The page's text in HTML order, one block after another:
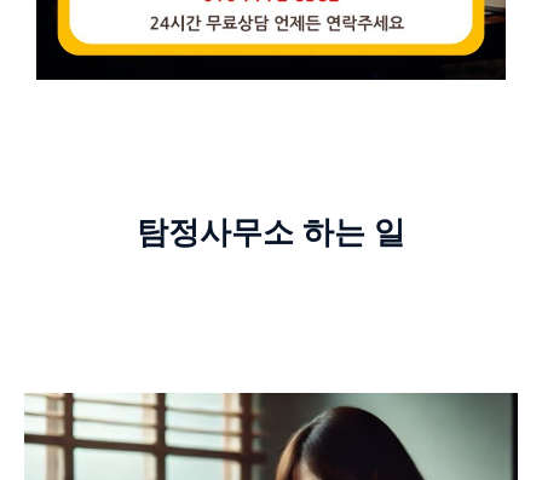
탐정사무소 하는 일